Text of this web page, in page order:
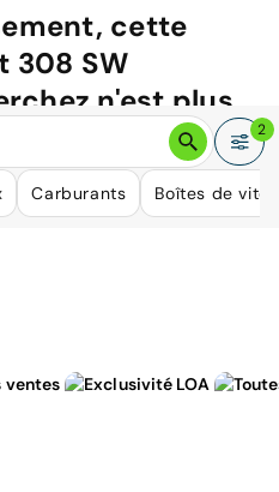
cette
308 SW
n'est plus
qui pourraient répondre
besoins.
2
Carburants Boîtes de